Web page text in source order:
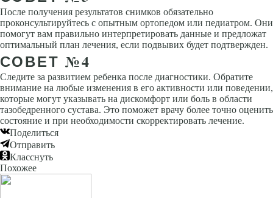
После получения результатов снимков обязательно
проконсультируйтесь с опытным ортопедом или педиатром. Они
помогут вам правильно интерпретировать данные и предложат
оптимальный план лечения, если подвывих будет подтвержден.
СОВЕТ №4
Следите за развитием ребенка после диагностики. Обратите
внимание на любые изменения в его активности или поведении,
которые могут указывать на дискомфорт или боль в области
тазобедренного сустава. Это поможет врачу более точно оценить
состояние и при необходимости скорректировать лечение.
Поделиться
Отправить
Класснуть
Похожее